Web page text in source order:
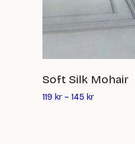
Soft Silk Mohair
119 kr – 145 kr